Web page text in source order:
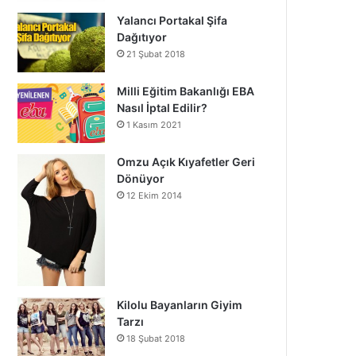
Yalancı Portakal Şifa
Dağıtıyor
21 Şubat 2018
Milli Eğitim Bakanlığı EBA
Nasıl İptal Edilir?
1 Kasım 2021
Omzu Açık Kıyafetler Geri
Dönüyor
12 Ekim 2014
Kilolu Bayanların Giyim
Tarzı
18 Şubat 2018